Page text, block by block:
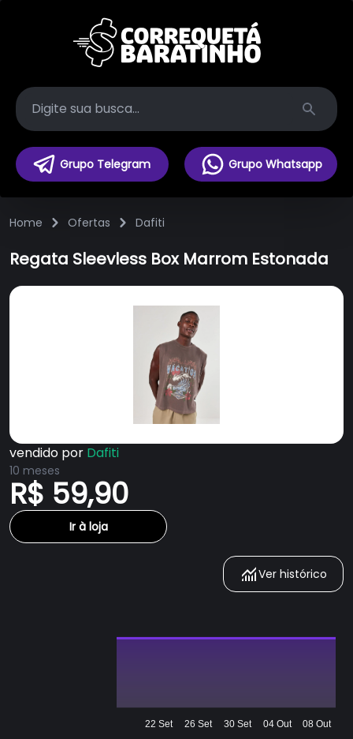
Search
Grupo Telegram Grupo Whatsapp
Home Ofertas Dafiti
Regata Sleevless Box Marrom Estonada
vendido por Dafiti
10 meses
R$ 59,90
Ir à loja
Ver histórico
22 Set 26 Set 30 Set 04 Out 08 Out